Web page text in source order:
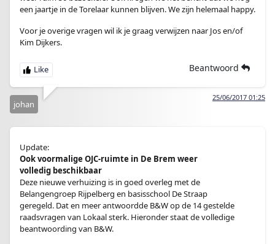
een jaartje in de Torelaar kunnen blijven. We zijn helemaal happy.
Voor je overige vragen wil ik je graag verwijzen naar Jos en/of
Kim Dijkers.
Beantwoord
25/06/2017 01:25
johan
Update:
Ook voormalige OJC-ruimte in De Brem weer
volledig beschikbaar
Deze nieuwe verhuizing is in goed overleg met de
Belangengroep Rijpelberg en basisschool De Straap
geregeld. Dat en meer antwoordde B&W op de 14 gestelde
raadsvragen van Lokaal sterk. Hieronder staat de volledige
beantwoording van B&W.